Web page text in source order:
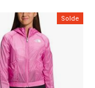
Solde